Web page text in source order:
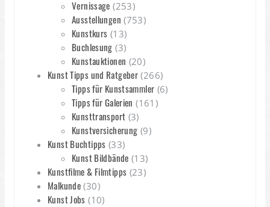
Vernissage (253)
Ausstellungen (753)
Kunstkurs (13)
Buchlesung (3)
Kunstauktionen (20)
Kunst Tipps und Ratgeber (266)
Tipps für Kunstsammler (6)
Tipps für Galerien (161)
Kunsttransport (3)
Kunstversicherung (9)
Kunst Buchtipps (33)
Kunst Bildbände (13)
Kunstfilme & Filmtipps (23)
Malkunde (30)
Kunst Jobs (10)